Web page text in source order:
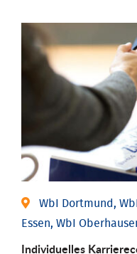
WbI Dortmund,
Essen, WbI
Individu­elles